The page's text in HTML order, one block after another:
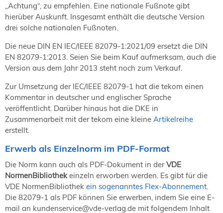
„Achtung“, zu empfehlen. Eine nationale Fußnote gibt
hierüber Auskunft. Insgesamt enthält die deutsche Version
drei solche nationalen Fußnoten.
Die neue DIN EN IEC/IEEE 82079-1:2021/09 ersetzt die DIN
EN 82079-1:2013. Seien Sie beim Kauf aufmerksam, auch die
Version aus dem Jahr 2013 steht noch zum Verkauf.
Zur Umsetzung der IEC/IEEE 82079-1 hat die tekom einen
Kommentar in deutscher und englischer Sprache
veröffentlicht. Darüber hinaus hat die DKE in
Zusammenarbeit mit der tekom eine kleine Artikelreihe
erstellt.
Erwerb als Einzelnorm im PDF-Format
Die Norm kann auch als PDF-Dokument in derVDE
NormenBibliothekeinzeln erworben werden. Es gibt für die
VDE NormenBibliothek ein sogenanntes Flex-Abonnement.
Die 82079-1 als PDF können Sie erwerben, indem Sie eine E-
mail an kundenservice@vde-verlag.de mit folgendem Inhalt